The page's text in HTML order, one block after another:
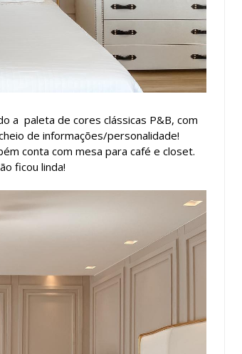
a paleta de cores clássicas P&B, com
de informações/personalidade!
conta com mesa para café e closet.
ficou linda!